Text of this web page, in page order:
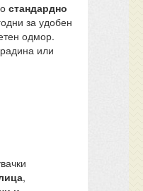
стандардно
за удобен
одмор.
или
,